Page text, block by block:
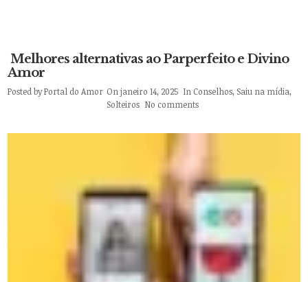
Melhores alternativas ao Parperfeito e Divino
Amor
Posted byPortal do Amor On janeiro 14, 2025 In Conselhos, Saiu na mídia,
Solteiros No comments